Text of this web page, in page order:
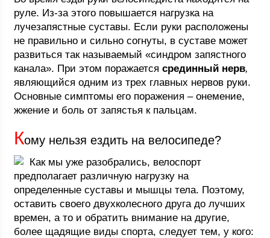
руле. Из-за этого повышается нагрузка на
лучезапястные суставы. Если руки расположены
не правильно и сильно согнуты, в суставе может
развиться так называемый «синдром запястного
канала». При этом поражаетсясрединный нерв,
являющийся одним из трех главных нервов руки.
Основные симптомы его поражения – онемение,
жжение и боль от запястья к пальцам.
Кому нельзя ездить на велосипеде?
Как мы уже разобрались, велоспорт
предполагает различную нагрузку на
определенные суставы и мышцы тела. Поэтому,
оставить своего двухколесного друга до лучших
времен, а то и обратить внимание на другие,
более щадящие виды спорта, следует тем, у кого: